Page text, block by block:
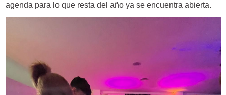
agenda para lo que resta del año ya se encuentra abierta.